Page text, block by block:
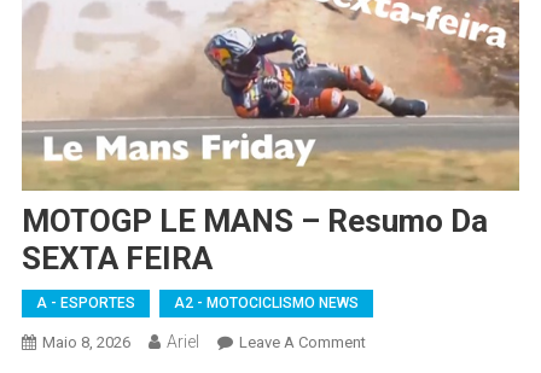
MOTOGP LE MANS – Resumo Da
SEXTA FEIRA
A - ESPORTES A2 - MOTOCICLISMO NEWS
Maio 8, 2026 Ariel Leave A CommentOn